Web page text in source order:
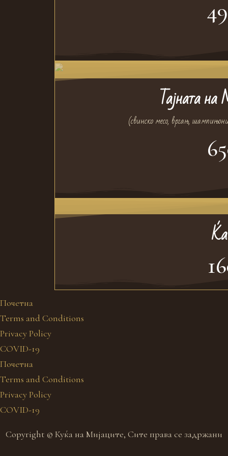
Тајната на
(свинско месо, вргањ,
Почетна
Terms and Conditions
Privacy Policy
COVID-19
Почетна
Terms and Conditions
Privacy Policy
COVID-19
Copyright © Куќа на Мијаците, Сите права се задржани